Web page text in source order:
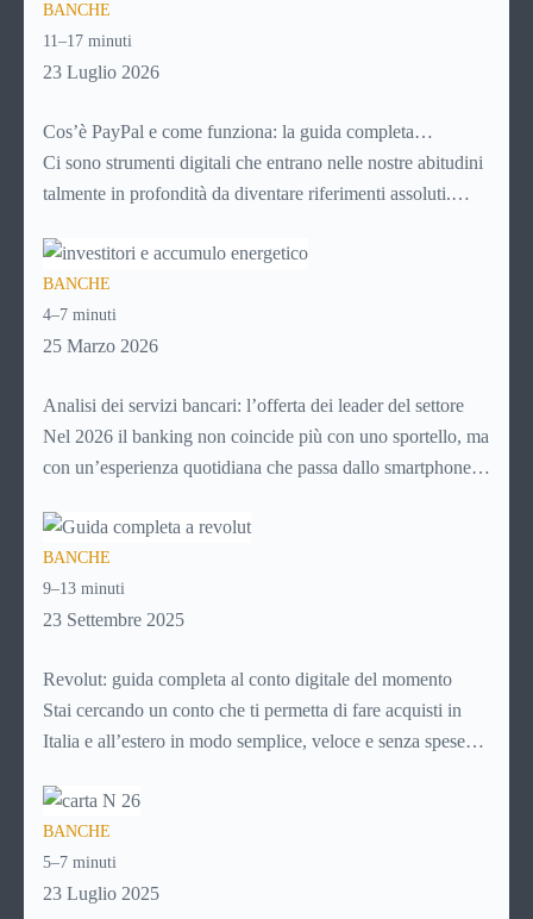
BANCHE
11–17 minuti
23 Luglio 2026
Cos’è PayPal e come funziona: la guida completa
aggiornata per venditori e privati
Ci sono strumenti digitali che entrano nelle nostre abitudini
talmente in profondità da diventare riferimenti assoluti.
per pagare un corso online, per mandare venti euro a un
amico. Ma se ti chiedi esattamente cosa succede dietro
quella schermata (e soprattutto quanto ti costa davvero)
probabilmente non hai una risposta precisa su come
BANCHE
4–7 minuti
25 Marzo 2026
Analisi dei servizi bancari: l’offerta dei leader del settore
Nel 2026 il banking non coincide più con uno sportello, ma
con un’esperienza quotidiana che passa dallo smartphone.
raggiungere, ma un servizio da aprire in app, usare in pochi
secondi e integrare nella gestione ordinaria della vita.
Controllare il saldo, fare un bonifico, richiedere un prodotto
o monitorare le spese sono attività che ormai devono essere
BANCHE
9–13 minuti
23 Settembre 2025
Revolut: guida completa al conto digitale del momento
Stai cercando un conto che ti permetta di fare acquisti in
Italia e all’estero in modo semplice, veloce e senza spese
smartphone, senza code in banca o documenti cartacei?
Allora è il momento di scoprire Revolut, una delle soluzioni
fintech più utilizzate al mondo.
BANCHE
5–7 minuti
23 Luglio 2025